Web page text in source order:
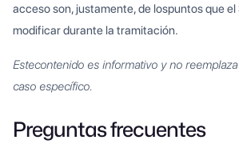
acceso son, justamente, de lospuntos que el
modificar durante la tramitación.
Estecontenido es informativo y no
caso específico.
Preguntas frecuentes